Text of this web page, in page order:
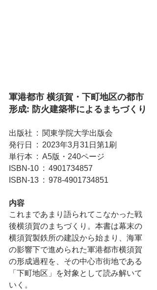
軍港都市 横須賀・下町地区の都市
形成: 防火建築帯によるまちづくり
出版社 ‏ : ‎ 関東学院大学出版会
発行日 ‏ : ‎ 2023年3月31日第1刷
単行本 ‏ : ‎ A5版・240ページ
ISBN-10 ‏ : ‎ 4901734857
ISBN-13 ‏ : ‎ 978-4901734851
内容
これまであまり語られてこなかった戦
後横須賀のまちづくり。本書は幕末の
横須賀製鉄所の建設から始まり、海軍
の影響下で進められた軍港都市横須賀
の形成過程を、その中心市街地である
「下町地区」を対象として読み解いて
いく。